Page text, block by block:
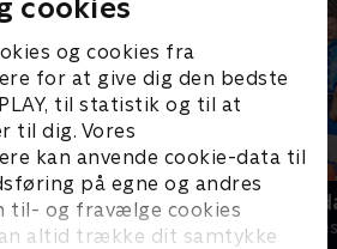
cookies
og cookies fra
for at give dig den bedste
til statistik og til at
til dig. Vores
kan anvende cookie-data til
på egne og andres
til- og fravælge cookies
altid trække dit samtykke
Robssons
Komedie • 1